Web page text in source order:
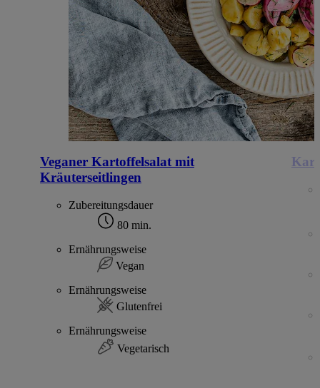
Veganer Kartoffelsalat mit
Kräuterseitlingen
Zubereitungsdauer
80 min.
Ernährungsweise
Vegan
Ernährungsweise
Glutenfrei
Ernährungsweise
Vegetarisch